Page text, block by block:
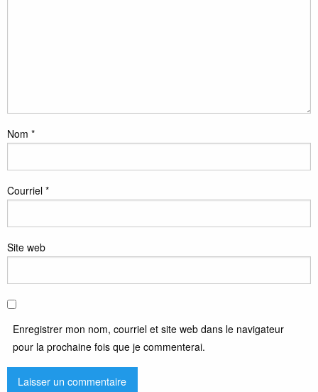
Nom *
Courriel *
Site web
Enregistrer mon nom, courriel et site web dans le navigateur
pour la prochaine fois que je commenterai.